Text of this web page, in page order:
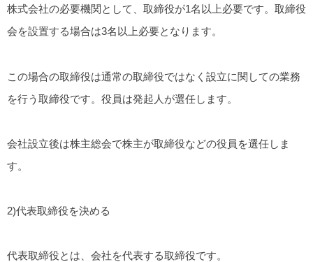
株式会社の必要機関として、取締役が1名以上必要です。取締役
会を設置する場合は3名以上必要となります。
この場合の取締役は通常の取締役ではなく設立に関しての業務
を行う取締役です。役員は発起人が選任します。
会社設立後は株主総会で株主が取締役などの役員を選任しま
す。
2)代表取締役を決める
代表取締役とは、会社を代表する取締役です。